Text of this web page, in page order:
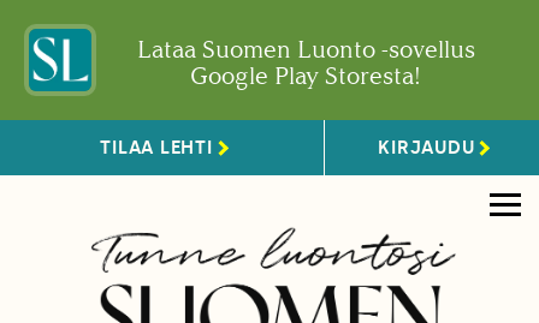
Lataa Suomen Luonto -sovellus
Google Play Storesta!
TILAA LEHTI KIRJAUDU